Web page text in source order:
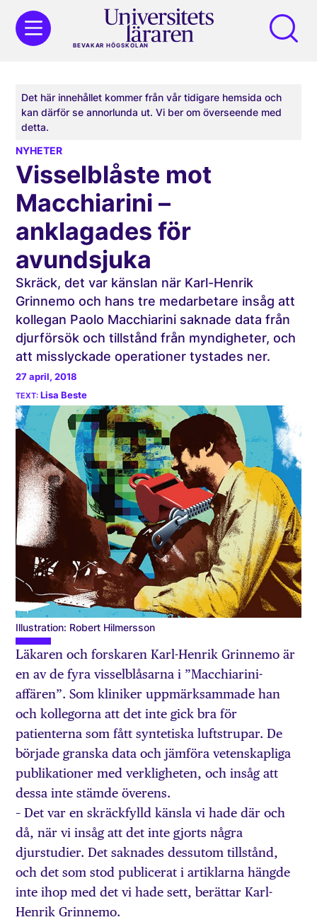
BEVAKAR HÖGSKOLAN
Det här innehållet kommer från vår tidigare hemsida och
kan därför se annorlunda ut. Vi ber om överseende med
detta.
NYHETER
Visselblåste mot
Macchiarini –
anklagades för
avundsjuka
Skräck, det var känslan när Karl-Henrik
Grinnemo och hans tre medarbetare insåg att
kollegan Paolo Macchiarini saknade data från
djurförsök och tillstånd från myndigheter, och
att misslyckade operationer tystades ner.
27 april, 2018
Lisa Beste
Illustration: Robert Hilmersson
Läkaren och forskaren Karl-Henrik Grin­nemo är
en av de fyra visselblåsarna i ”Macchiarini­
affären”. Som kliniker uppmärksammade han
och kollegorna att det inte gick bra för
patienterna som fått syntetiska luftstrupar. De
började granska data och jämföra vetenskapliga
publikationer med verkligheten, och insåg att
dessa inte stämde överens.
– Det var en skräckfylld känsla vi hade där och
då, när vi insåg att det inte gjorts några
djurstudier. Det saknades dessutom tillstånd,
och det som stod publicerat i artiklarna hängde
inte ihop med det vi hade sett, berättar Karl-
Henrik Grinnemo.